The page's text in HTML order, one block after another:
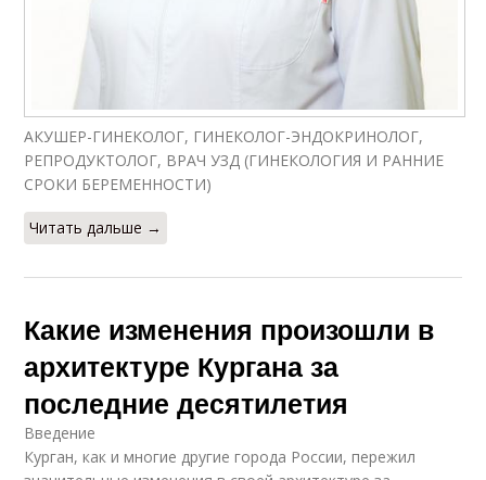
АКУШЕР-ГИНЕКОЛОГ, ГИНЕКОЛОГ-ЭНДОКРИНОЛОГ,
РЕПРОДУКТОЛОГ, ВРАЧ УЗД (ГИНЕКОЛОГИЯ И РАННИЕ
СРОКИ БЕРЕМЕННОСТИ)
Читать дальше →
Какие изменения произошли в
архитектуре Кургана за
последние десятилетия
Введение
Курган, как и многие другие города России, пережил